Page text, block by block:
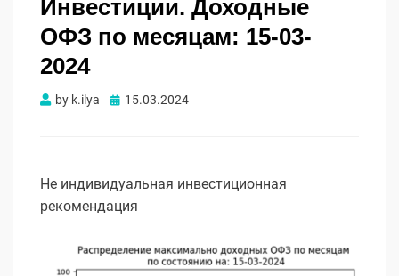
Инвестиции. Доходные
ОФЗ по месяцам: 15-03-
2024
by k.ilya Опубликовано
15.03.2024
Не индивидуальная инвестиционная
рекомендация